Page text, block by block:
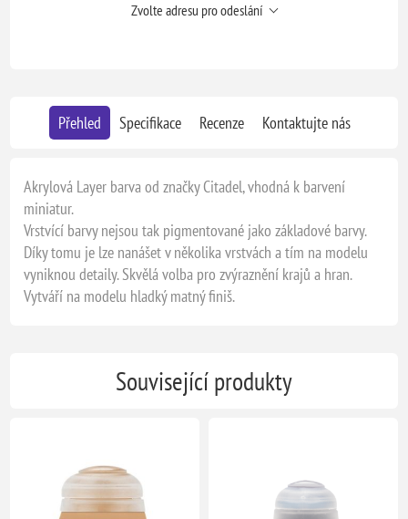
Zvolte adresu pro odeslání
Přehled Specifikace Recenze Kontaktujte nás
Akrylová Layer barva od značky Citadel, vhodná k barvení
miniatur.
Vrstvící barvy nejsou tak pigmentované jako základové barvy.
Díky tomu je lze nanášet v několika vrstvách a tím na modelu
vyniknou detaily. Skvělá volba pro zvýraznění krajů a hran.
Vytváří na modelu hladký matný finiš.
Související produkty